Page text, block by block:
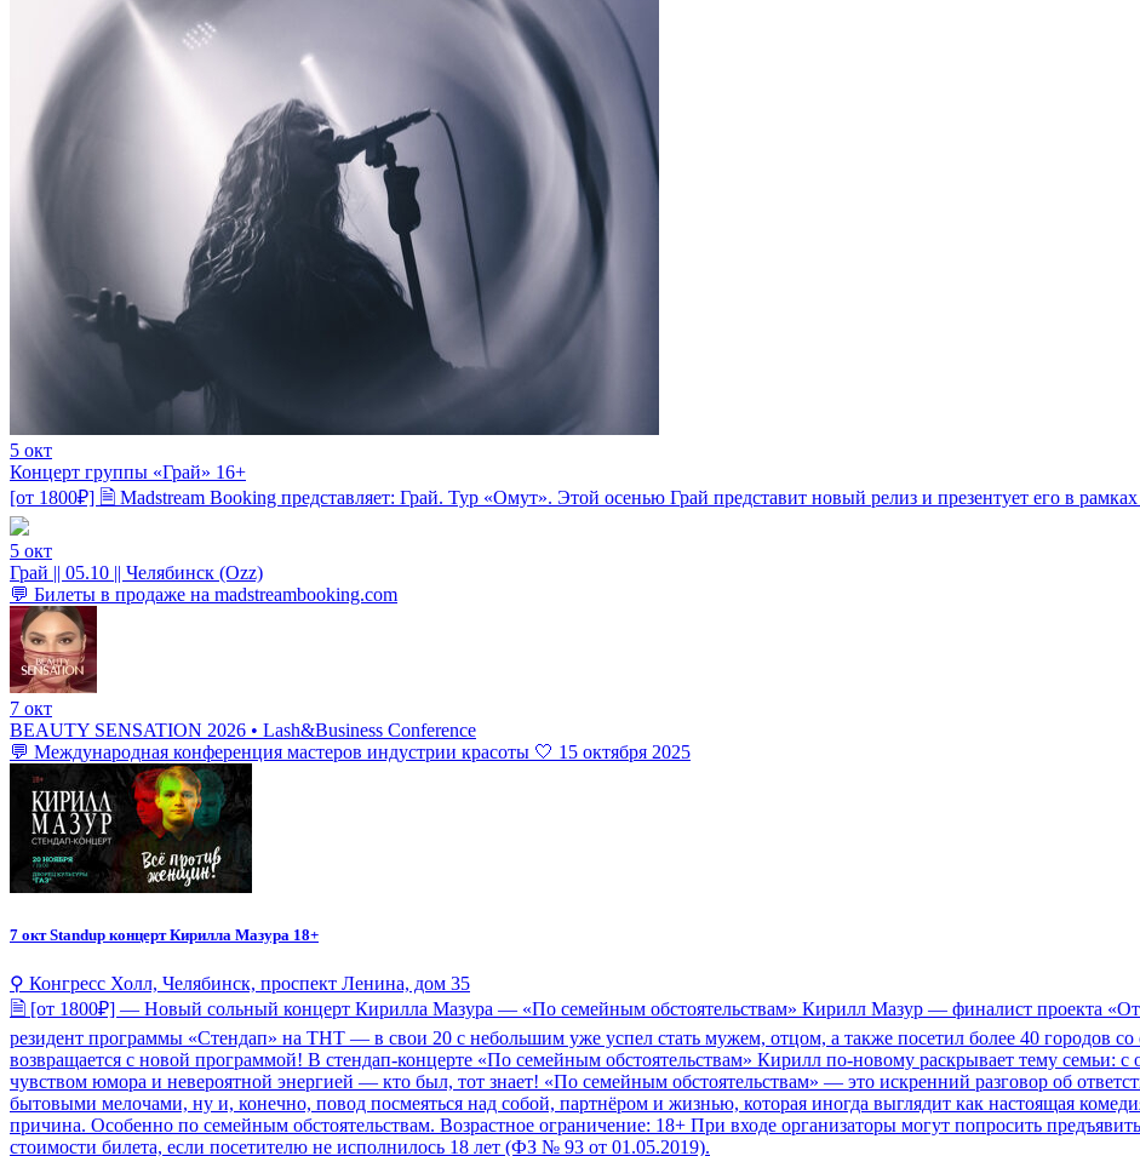
5 окт
Концерт группы «Грай» 16+
[от 1800₽] 🗎 Madstream Booking представляет: Грай. Тур «Омут». Этой осенью Грай представит новый релиз и презентует его в
5 окт
Грай || 05.10 || Челябинск (Ozz)
💬 Билеты в продаже на madstreambooking.com
7 окт
BEAUTY SENSATION 2026 • Lash&Business Conference
💬 Международная конференция мастеров индустрии красоты 🤍 15 октября 2025
7 окт Standup концерт Кирилла Мазура 18+
⚲ Конгресс Холл, Челябинск, проспект Ленина, дом 35
🗎 [от 1800₽] — Новый сольный концерт Кирилла Мазура — «По семейным обстоятельствам» Кирилл Мазур — финалист проекта
резидент программы «Стендап» на ТНТ — в свои 20 с небольшим уже успел стать мужем, отцом, а также посетил более 40 городов
возвращается с новой программой! В стендап-концерте «По семейным обстоятельствам» Кирилл по-новому раскрывает тему семьи:
чувством юмора и невероятной энергией — кто был, тот знает! «По семейным обстоятельствам» — это искренний разговор об
бытовыми мелочами, ну и, конечно, повод посмеяться над собой, партнёром и жизнью, которая иногда выглядит как настоящая
причина. Особенно по семейным обстоятельствам. Возрастное ограничение: 18+ При входе организаторы могут попросить предъявить
стоимости билета, если посетителю не исполнилось 18 лет (ФЗ № 93 от 01.05.2019).